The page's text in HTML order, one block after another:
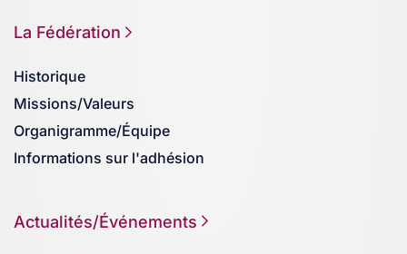
La Fédération
Historique
Missions/Valeurs
Organigramme/Équipe
Informations sur l'adhésion
Actualités/Événements